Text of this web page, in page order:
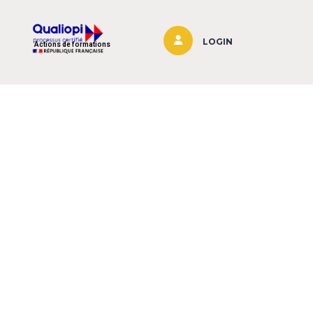
Actions de formations LOGIN